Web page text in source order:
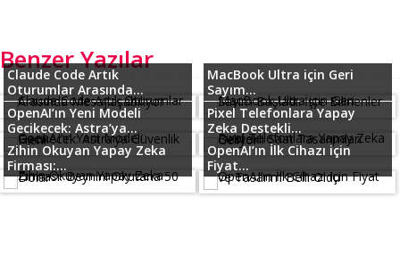
Benzer Yazılar
Claude Code Artık
Oturumlar Arasında...
MacBook Ultra için Geri
Sayım...
OpenAI’ın Yeni Modeli
Gecikecek: Astra’ya...
Pixel Telefonlara Yapay
Zeka Destekli...
Zihin Okuyan Yapay Zeka
Firması:...
OpenAI’ın İlk Cihazı için
Fiyat...